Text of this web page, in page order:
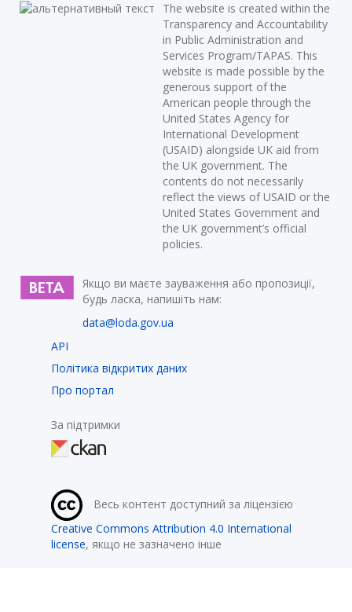
The website is created within the
Transparency and Accountability
in Public Administration and
Services Program/TAPAS. This
website is made possible by the
generous support of the
American people through the
United States Agency for
International Development
(USAID) alongside UK aid from
the UK government. The
contents do not necessarily
reflect the views of USAID or the
United States Government and
the UK government’s official
policies.
Якщо ви маєте зауваження або пропозиції,
будь ласка, напишіть нам:
data@loda.gov.ua
API
Політика відкритих даних
Про портал
За підтримки
Весь контент доступний за ліцензією
Creative Commons Attribution 4.0 International
license, якщо не зазначено інше